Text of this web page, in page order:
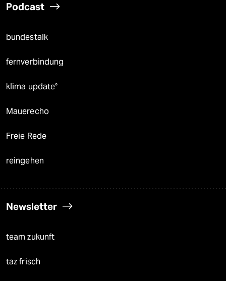
Podcast
bundestalk
fernverbindung
klima update°
Mauerecho
Freie Rede
reingehen
Newsletter
team zukunft
taz frisch